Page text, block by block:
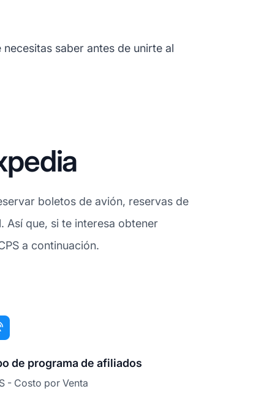
saber antes de unirte al
boletos de avión, reservas de
Así que, si te interesa obtener
a continuación.
de programa de afiliados
- Costo por Venta